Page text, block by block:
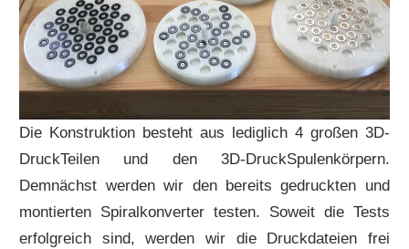
Die Konstruktion besteht aus lediglich 4 großen 3D-
DruckTeilen und den 3D-DruckSpulenkörpern.
Demnächst werden wir den bereits gedruckten und
montierten Spiralkonverter testen. Soweit die Tests
erfolgreich sind, werden wir die Druckdateien frei